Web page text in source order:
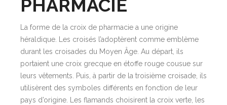
PHARMACIE
La forme de la croix de pharmacie a une origine
héraldique. Les croisés l’adoptèrent comme emblème
durant les croisades du Moyen Âge. Au départ, ils
portaient une croix grecque en étoffe rouge cousue sur
leurs vêtements. Puis, à partir de la troisième croisade, ils
utilisèrent des symboles différents en fonction de leur
pays d’origine. Les flamands choisirent la croix verte, les